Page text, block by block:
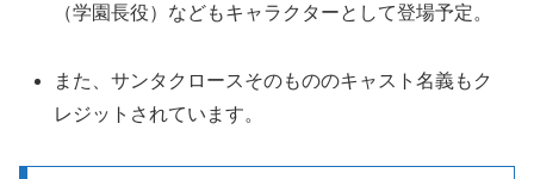
（学園長役）などもキャラクターとして登場予定。
また、サンタクロースそのもののキャスト名義もク
レジットされています。